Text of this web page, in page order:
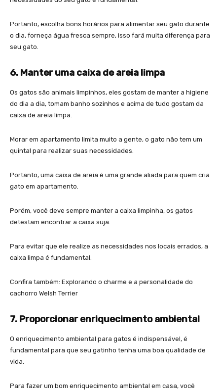
Portanto, escolha bons horários para alimentar seu gato durante
o dia, forneça água fresca sempre, isso fará muita diferença para
seu gato.
6. Manter uma caixa de areia limpa
Os gatos são animais limpinhos, eles gostam de manter a higiene
do dia a dia, tomam banho sozinhos e acima de tudo gostam da
caixa de areia limpa.
Morar em apartamento limita muito a gente, o gato não tem um
quintal para realizar suas necessidades.
Portanto, uma caixa de areia é uma grande aliada para quem cria
gato em apartamento.
Porém, você deve sempre manter a caixa limpinha, os gatos
detestam encontrar a caixa suja.
Para evitar que ele realize as necessidades nos locais errados, a
caixa limpa é fundamental.
Confira também: Explorando o charme e a personalidade do
cachorro Welsh Terrier
7. Proporcionar enriquecimento ambiental
O enriquecimento ambiental para gatos é indispensável, é
fundamental para que seu gatinho tenha uma boa qualidade de
vida.
Para fazer um bom enriquecimento ambiental em casa, você